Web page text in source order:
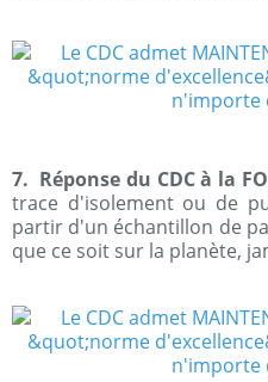
7. Réponse du CDC à la
trace d'isolement ou de
partir d'un échantillon de
que ce soit sur la planète,